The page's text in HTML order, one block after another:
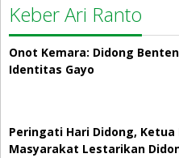
Keber Ari Ranto
Onot Kemara: Didong
Identitas Gayo
Peringati Hari Didong, Ketua
Masyarakat Lestarikan